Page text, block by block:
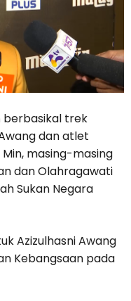
berbasikal trek
dan atlet
masing-masing
dan Olahragawati
Sukan Negara
Azizulhasni Awang
Kebangsaan pada